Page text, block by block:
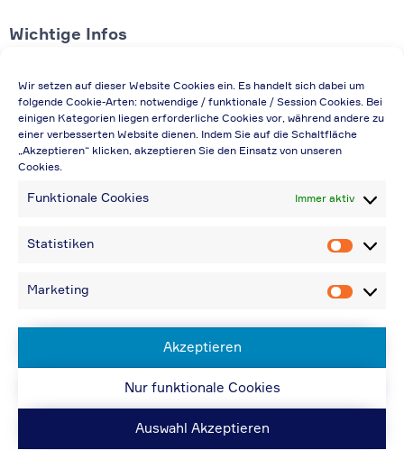
Wir setzen auf dieser Website Cookies ein. Es handelt sich dabei um
folgende Cookie-Arten: notwendige / funktionale / Session Cookies. Bei
einigen Kategorien liegen erforderliche Cookies vor, während andere zu
einer verbesserten Website dienen. Indem Sie auf die Schaltfläche
„Akzeptieren“ klicken, akzeptieren Sie den Einsatz von unseren
Cookies.
Funktionale Cookies Immer aktiv
Statistiken
Marketing
Akzeptieren
Nur funktionale Cookies
Auswahl Akzeptieren
Wichtige Infos
Die Preisangabe gilt auch für
Handelsbetriebe (Netto-Preis, ohne
Rabattabzug)
Falls durch Falschangaben im Bestellformular
Bei Rückfragen können Sie uns über die E-
Bei Angabe von USt-IdNr und Bestellungen
| Website: ORIS